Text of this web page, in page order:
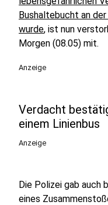
Bushaltebucht an
wurde, ist nun
Morgen (08.05) mit.
Anzeige
Verdacht
einem Linienbus
Anzeige
Die Polizei gab auch
eines